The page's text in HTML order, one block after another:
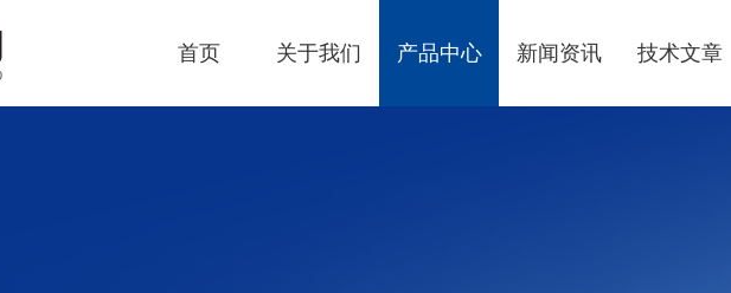
首页 关于我们 产品中心 新闻资讯 技术文章